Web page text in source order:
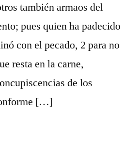
también armaos del
pues quien ha padecido
con el pecado, 2 para no
resta en la carne,
de los
[…]